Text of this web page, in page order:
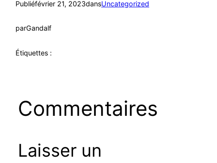
Publiéfévrier 21, 2023dansUncategorized
parGandalf
Étiquettes :
Commentaires
Laisser un